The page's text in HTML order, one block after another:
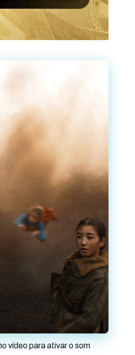
vídeo para ativar o som